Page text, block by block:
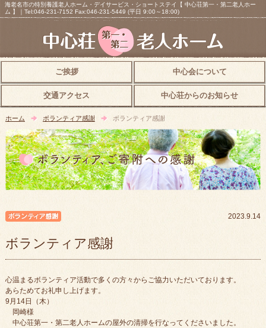
海老名市の特別養護老人ホーム・デイサービス・ショートステイ【 中心荘第一・第二老人ホー
ム 】｜Tel:046-231-7152 Fax:046-231-5449 (平日 9:00～18:00)
ご挨拶 中心会について
交通アクセス 中心荘からのお知らせ
ホーム ボランティア感謝 ボランティア感謝
2023.9.14
ボランティア感謝
心温まるボランティア活動で多くの方々からご協力いただいております。
あらためてお礼申し上げます。
9月14日（木）
岡崎様
中心荘第一・第二老人ホームの屋外の清掃を行なってくださいました。